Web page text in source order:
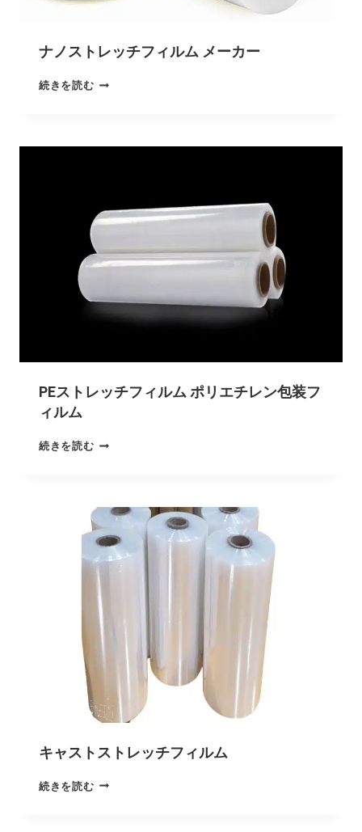
ナノストレッチフィルム メーカー
続きを読む
PEストレッチフィルム ポリエチレン包装フ
ィルム
続きを読む
キャストストレッチフィルム
続きを読む